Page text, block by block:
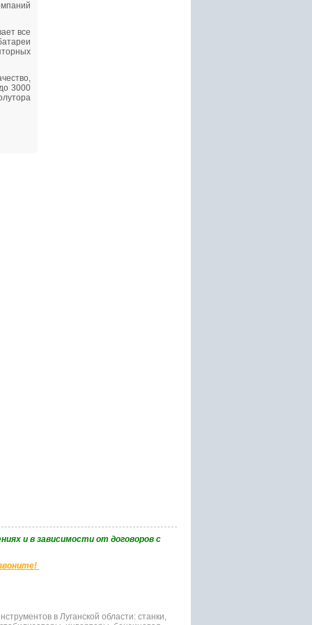
все
3000
и в зависимости от договоров с
в Луганской области: станки,